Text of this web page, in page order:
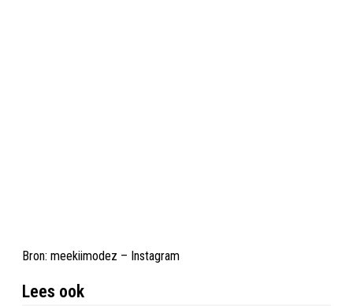
Bron: meekiimodez – Instagram
Lees ook